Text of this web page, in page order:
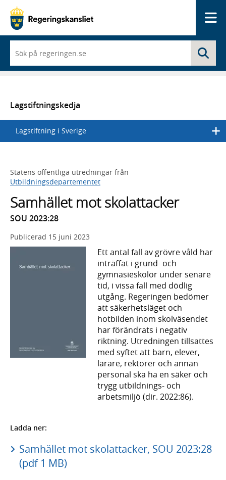
du
börjar
skriva
en
lista
med
sökförslag
Lagstiftningskedja
Lagstiftning i Sverige
Statens offentliga utredningar från
Utbildningsdepartementet
Samhället mot skolattacker
SOU 2023:28
Publicerad 15 juni 2023
Ett antal fall av grövre våld har
inträffat i grund- och
gymnasieskolor under senare
tid, i vissa fall med dödlig
utgång. Regeringen bedömer
att säkerhetsläget och
hotbilden inom skolväsendet
har förändrats i negativ
riktning. Utredningen tillsattes
med syftet att barn, elever,
lärare, rektorer och annan
personal ska ha en säker och
trygg utbildnings- och
arbetsmiljö (dir. 2022:86).
Ladda ner:
Samhället mot skolattacker, SOU 2023:28
(pdf 1 MB)